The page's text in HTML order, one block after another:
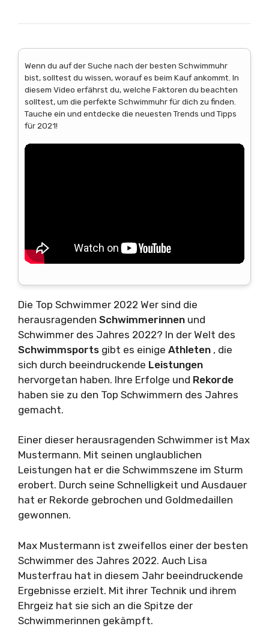
Wenn du auf der Suche nach der besten Schwimmuhr
bist, solltest du wissen, worauf es beim Kauf ankommt. In
diesem Video erfährst du, welche Faktoren du beachten
solltest, um die perfekte Schwimmuhr für dich zu finden.
Tauche ein und entdecke die neuesten Trends und Tipps
für 2021!
Die Top Schwimmer 2022 Wer sind die
herausragenden Schwimmerinnen und
Schwimmer des Jahres 2022? In der Welt des
Schwimmsports gibt es einige Athleten , die
sich durch beeindruckende Leistungen
hervorgetan haben. Ihre Erfolge und Rekorde
haben sie zu den Top Schwimmern des Jahres
gemacht.
Einer dieser herausragenden Schwimmer ist Max
Mustermann. Mit seinen unglaublichen
Leistungen hat er die Schwimmszene im Sturm
erobert. Durch seine Schnelligkeit und Ausdauer
hat er Rekorde gebrochen und Goldmedaillen
gewonnen.
Max Mustermann ist zweifellos einer der besten
Schwimmer des Jahres 2022. Auch Lisa
Musterfrau hat in diesem Jahr beeindruckende
Ergebnisse erzielt. Mit ihrer Technik und ihrem
Ehrgeiz hat sie sich an die Spitze der
Schwimmerinnen gekämpft.